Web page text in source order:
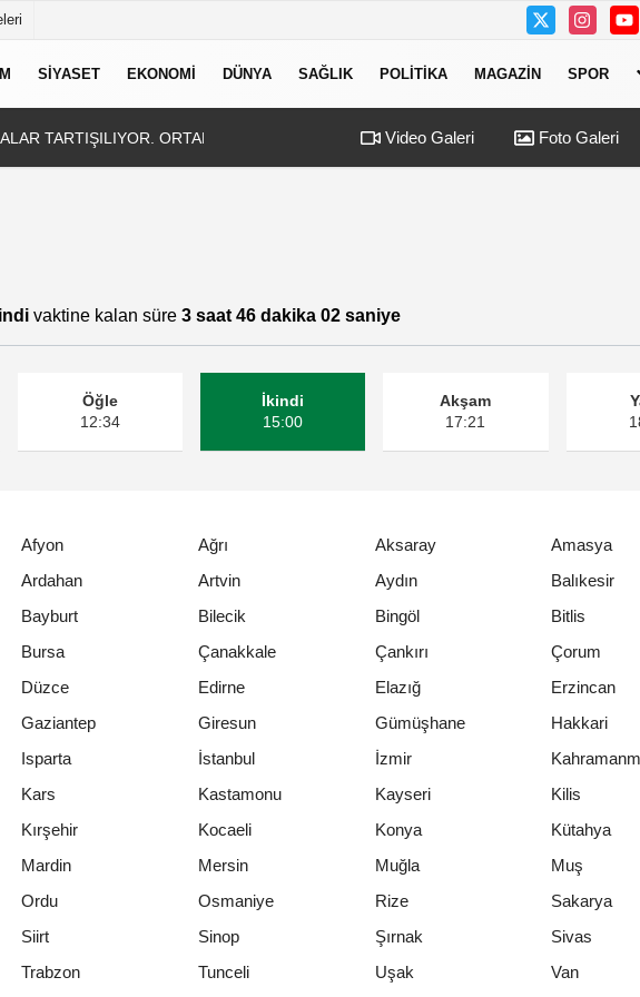
SIYASET EKONOMI DÜNYA SAĞLIK POLITIKA MAGAZIN SPOR
TARTIŞILIYOR. ORTADA BİR MİLLİ GÜVENLİK SORUNU MU VAR?
Video Galeri Foto Galeri
vaktine kalan süre 3 saat 46 dakika 02 saniye
Öğle
12:34
İkindi
15:00
Akşam
17:21
Afyon Ağrı Aksaray
Amasya
Ardahan Artvin Aydın
Balıkesir
Bayburt Bilecik Bingöl
Bitlis
Bursa Çanakkale Çankırı
Çorum
Düzce Edirne Elazığ
Erzincan
Gaziantep Giresun Gümüşhane
Hakkari
Isparta İstanbul İzmir
Kars Kastamonu Kayseri
Kilis
Kırşehir Kocaeli Konya
Kütahya
Mardin Mersin Muğla
Muş
Ordu Osmaniye Rize
Sakarya
Siirt Sinop Şırnak
Sivas
Trabzon Tunceli Uşak Van